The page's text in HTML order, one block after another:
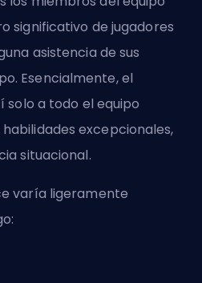
significativo de jugadores
asistencia de sus
Esencialmente, el
solo a todo el equipo
excepcionales,
situacional.
varía ligeramente